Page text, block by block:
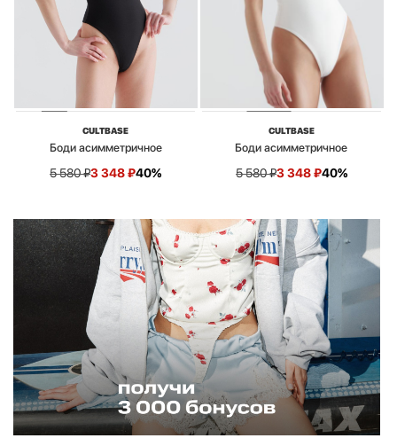
CULTBASE
Боди асимметричное
5 580₽3 348₽40%
CULTBASE
Боди асимметричное
5 580₽3 348₽40%